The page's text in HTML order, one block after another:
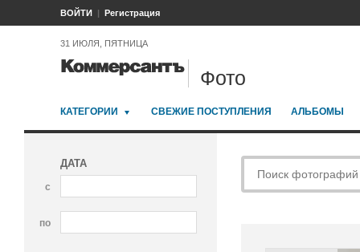
ВОЙТИ Регистрация
31 ИЮЛЯ, ПЯТНИЦА
Фото
КАТЕГОРИИ СВЕЖИЕ ПОСТУПЛЕНИЯ АЛЬБОМЫ
ДАТА
с
по